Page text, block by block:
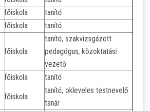
főiskola
tanító
főiskola tanító
főiskola
tanító, szakvizsgázott
pedagógus, közoktatási
vezető
főiskola tanító
főiskola
tanító, okleveles testnevelő
tanár